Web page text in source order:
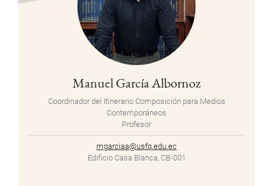
Manuel García Albornoz
Coordinador del Itinerario Composición para Medios
Contemporáneos
Profesor
mgarciaa@usfq.edu.ec
Edificio Casa Blanca, CB-001